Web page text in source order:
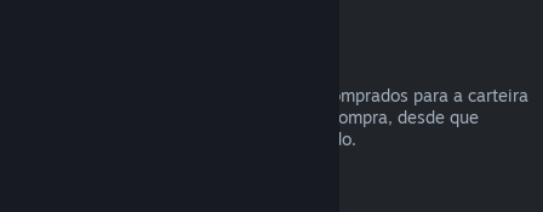
Podes pedir um reembolso para fundos comprados para a carteira
Steam dentro de 14 dias após a data de compra, desde que
nenhum desses fundos tenha sido utilizado.